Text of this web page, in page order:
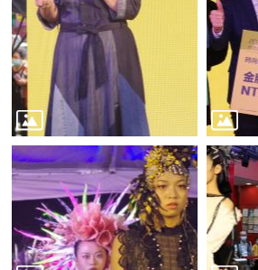
關
介
紹
業
務
資
訊
上
服